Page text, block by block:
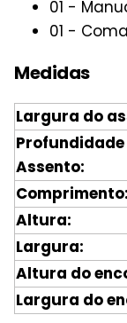
01 -
01 -
Medidas
Largura do
Assento:
Comprimento:
Altura:
Largura:
Altura do
Largura do